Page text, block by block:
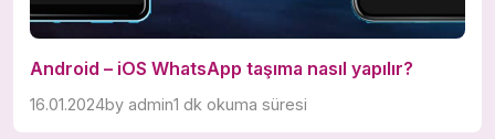
Android – iOS WhatsApp taşıma nasıl yapılır?
16.01.2024by admin1 dk okuma süresi